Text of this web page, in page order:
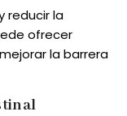
reducir la
ofrecer
la barrera